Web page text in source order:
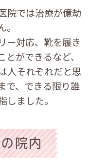
院では治療が億劫
ー対応、靴を履き
ができるなど、
人それぞれだと思
で、できる限り誰
ました。
院内